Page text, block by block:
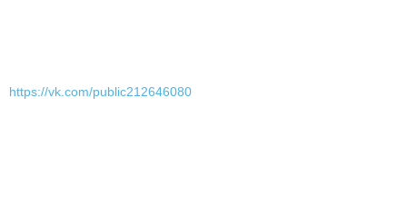
https://vk.com/public212646080